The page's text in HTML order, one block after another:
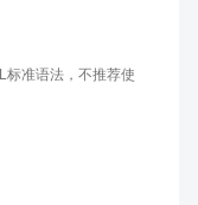
标准语法，不推荐使